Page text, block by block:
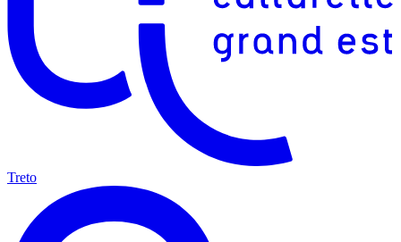
Treto